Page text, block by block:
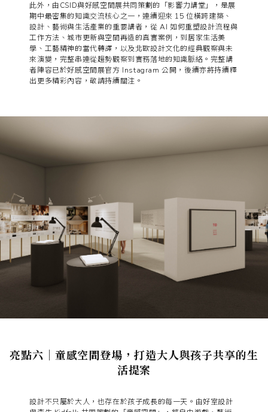
此外，由CSID與好感空間展共同策劃的「影響力講堂」，是展
期中最密集的知識交流核心之一，連續迎來 15 位橫跨建築、
設計、藝術與生活產業的重要講者，從 AI 如何重塑設計流程與
工作方法、城市更新與空間再造的真實案例，到居家生活美
學、工藝精神的當代轉譯，以及北歐設計文化的經典觀察與未
來演變，完整串連從趨勢觀察到實務落地的知識脈絡。完整講
者陣容已於好感空間展官方 Instagram 公開 ，後續亦將持續釋
出更多精彩內容，敬請持續關注。
亮點六｜童感空間登場，打造大人與孩子共享的生
活提案
設計不只屬於大人，也存在於孩子成長的每一天。由好室設計